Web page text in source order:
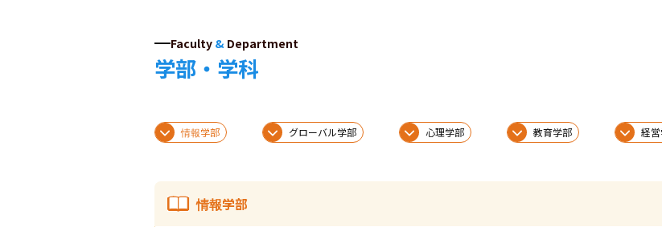
Faculty & Department
学部・学科
情報学部 グローバル学部 心理学部 教育学部 経
情報学部